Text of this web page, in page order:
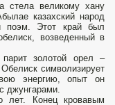
стела великому хану
казахский народ
поэм. Этот край был
возведенный в
золотой орел –
символизирует
энергию, опыт он
джунгарами.
лет. Конец кровавым